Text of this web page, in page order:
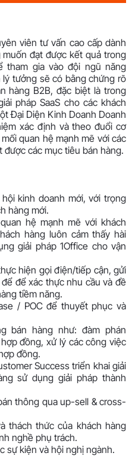
viên tư vấn cao cấp dành
đạt được kết quả trong
tham gia vào đội ngũ năng
tưởng sẽ có bằng chứng rõ
hàng B2B, đặc biệt là trong
pháp SaaS cho các khách
Đại Diện Kinh Doanh Doanh
xác định và theo đuổi cơ
quan hệ mạnh mẽ với các
các mục tiêu bán hàng.
kinh doanh mới, với trọng
hàng mới.
hệ mạnh mẽ với khách
hàng luôn cảm thấy hài
giải pháp 1Office cho vận
hiện gọi điện/tiếp cận, gửi
để xác thực nhu cầu và đề
tiềm năng.
/ POC để thuyết phục và
bán hàng như: đàm phán
đồng, xử lý các công việc
đồng.
Success triển khai giải
sử dụng giải pháp thành
thông qua up-sell & cross-
thách thức của khách hàng
nghề phụ trách.
sự kiện và hội nghị ngành.